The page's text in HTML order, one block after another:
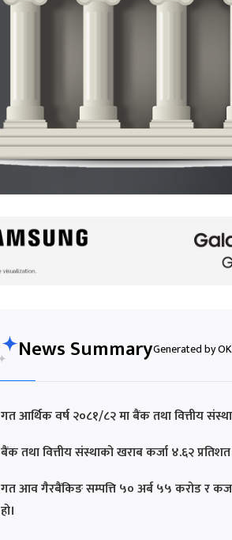
News SummaryGenerated by
गत आर्थिक वर्ष २०८१/८२ मा बैंक तथा वित्तीय
बैंक तथा वित्तीय संस्थाको खराब कर्जा ४.६२
गत आव गैरबैंकिङ सम्पत्ति ५० अर्ब ५५ करोड र
हो।